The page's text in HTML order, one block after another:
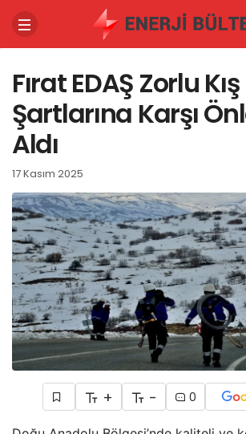
Fırat EDAŞ Zorlu Kış
Şartlarına Karşı
Aldı
17 Kasım 2025
+ - 0